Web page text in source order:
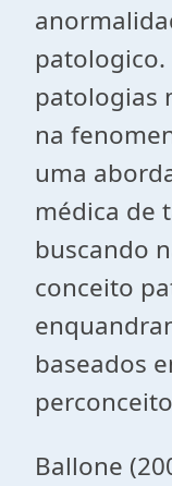
patologico.
patologias
na
uma
médica de
buscando
conceito
baseados
Ballone